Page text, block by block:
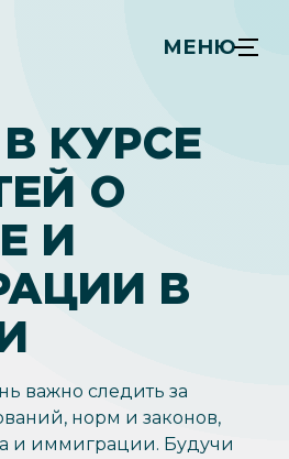
МЕНЮ
КУРСЕ
О
И
В
важно следить за
норм и законов,
и иммиграции. Будучи